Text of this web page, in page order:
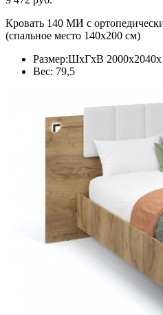
Кровать 140 МИ с
(спальное место 140х200 см)
Размер:ШхГхВ
Вес: 79,5